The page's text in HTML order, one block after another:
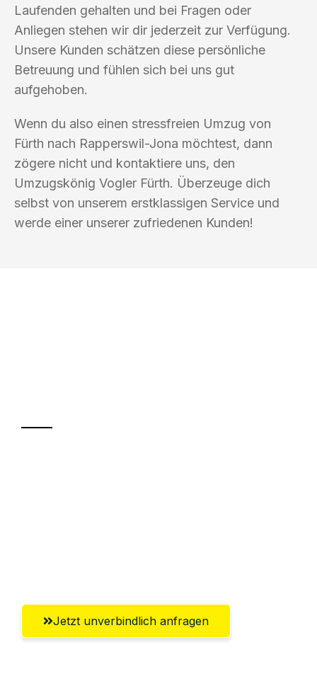
Laufenden gehalten und bei Fragen oder
Anliegen stehen wir dir jederzeit zur Verfügung.
Unsere Kunden schätzen diese persönliche
Betreuung und fühlen sich bei uns gut
aufgehoben.
Wenn du also einen stressfreien Umzug von
Fürth nach Rapperswil-Jona möchtest, dann
zögere nicht und kontaktiere uns, den
Umzugskönig Vogler Fürth. Überzeuge dich
selbst von unserem erstklassigen Service und
werde einer unserer zufriedenen Kunden!
Jetzt unverbindlich anfragen